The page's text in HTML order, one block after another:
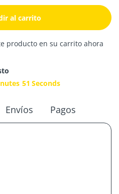
al carrito
producto en su carrito ahora
51 Seconds
Envíos Pagos